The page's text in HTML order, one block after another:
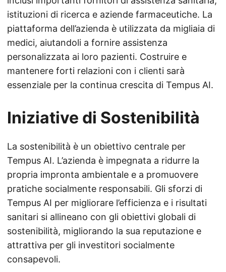
istituzioni di ricerca e aziende farmaceutiche. La
piattaforma dell’azienda è utilizzata da migliaia di
medici, aiutandoli a fornire assistenza
personalizzata ai loro pazienti. Costruire e
mantenere forti relazioni con i clienti sarà
essenziale per la continua crescita di Tempus AI.
Iniziative di Sostenibilità
La sostenibilità è un obiettivo centrale per
Tempus AI. L’azienda è impegnata a ridurre la
propria impronta ambientale e a promuovere
pratiche socialmente responsabili. Gli sforzi di
Tempus AI per migliorare l’efficienza e i risultati
sanitari si allineano con gli obiettivi globali di
sostenibilità, migliorando la sua reputazione e
attrattiva per gli investitori socialmente
consapevoli.